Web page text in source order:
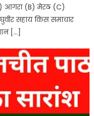
आगरा (B) मेरठ (C)
सहाय किस समाचार
[…]